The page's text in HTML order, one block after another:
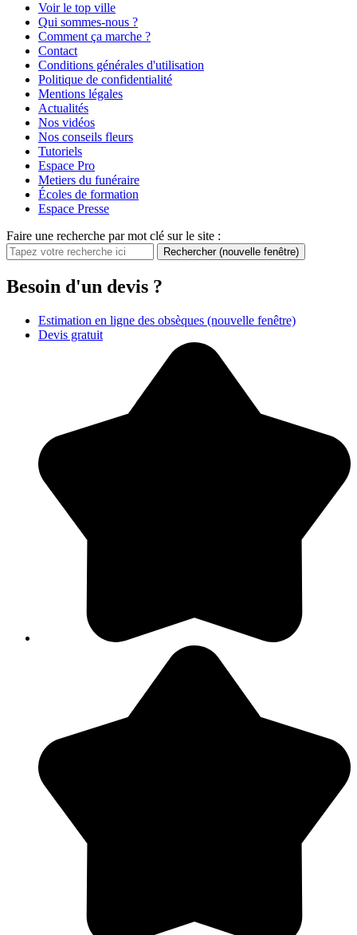
Voir le top ville
Qui sommes-nous ?
Comment ça marche ?
Contact
Conditions générales d'utilisation
Politique de confidentialité
Mentions légales
Actualités
Nos vidéos
Nos conseils fleurs
Tutoriels
Espace Pro
Metiers du funéraire
Écoles de formation
Espace Presse
Faire une recherche par mot clé sur le site :
Rechercher (nouvelle fenêtre)
Besoin d'un devis ?
Estimation en ligne des obsèques (nouvelle fenêtre)
Devis gratuit